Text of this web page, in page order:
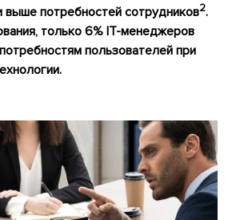
выше потребностей сотрудников2.
только 6% ІТ-менеджеров
пользователей при